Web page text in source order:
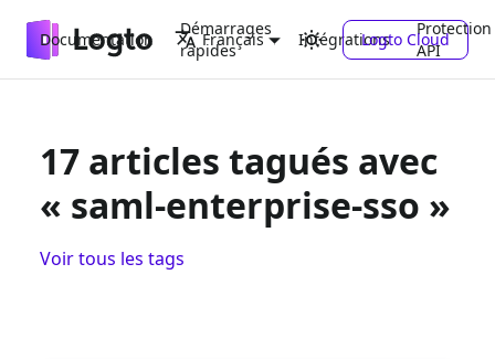
Documentation
Démarrages
rapides
Intégrations
Protection
API
Français Logto Cloud
17 articles tagués avec
« saml-enterprise-sso »
Voir tous les tags